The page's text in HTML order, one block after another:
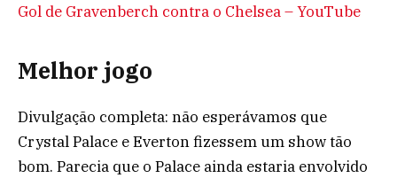
Gol de Gravenberch contra o Chelsea – YouTube
Melhor jogo
Divulgação completa: não esperávamos que
Crystal Palace e Everton fizessem um show tão
bom. Parecia que o Palace ainda estaria envolvido